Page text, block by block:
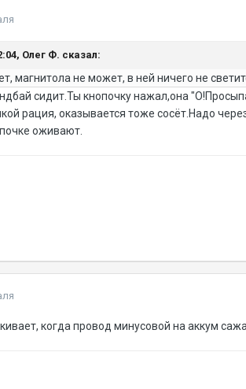
Олег Ф. сказал:
магнитола не может, в ней ничего не
сидит.Ты кнопочку нажал,она
рация, оказывается тоже сосёт.Надо
оживают.
когда провод минусовой на аккум